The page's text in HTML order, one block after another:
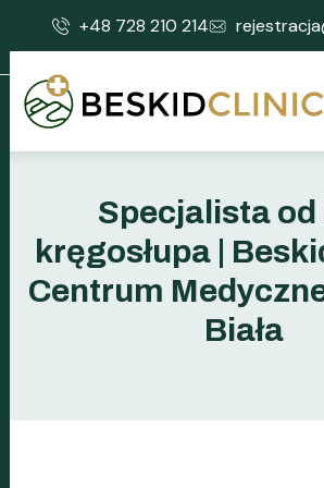
+48 728 210 214
Specjalista od
kręgosłupa |
Centrum
Biała